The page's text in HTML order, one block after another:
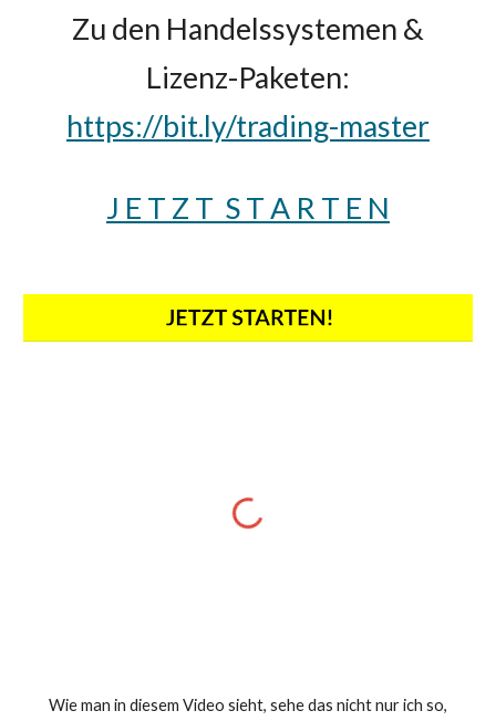
Zu den Handelssystemen &
Lizenz-Paketen:
https://bit.ly/trading-master
J E T Z T S T A R T E N
Wie man in diesem Video sieht, sehe das nicht nur ich so,